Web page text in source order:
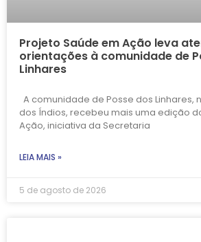
Projeto Saúde em Ação leva
orientações à comunidade de
Linhares
A comunidade de Posse dos Linhares,
dos Índios, recebeu mais uma edição
Ação, iniciativa da Secretaria
LEIA MAIS »
5 de agosto de 2026